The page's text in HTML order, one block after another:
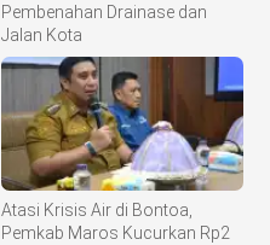
Pembenahan Drainase dan
Jalan Kota
Atasi Krisis Air di Bontoa,
Pemkab Maros Kucurkan Rp2